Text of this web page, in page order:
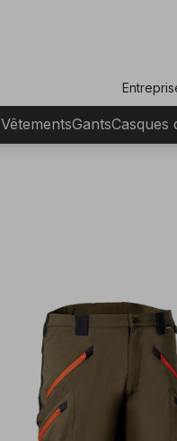
VêtementsGantsCasques